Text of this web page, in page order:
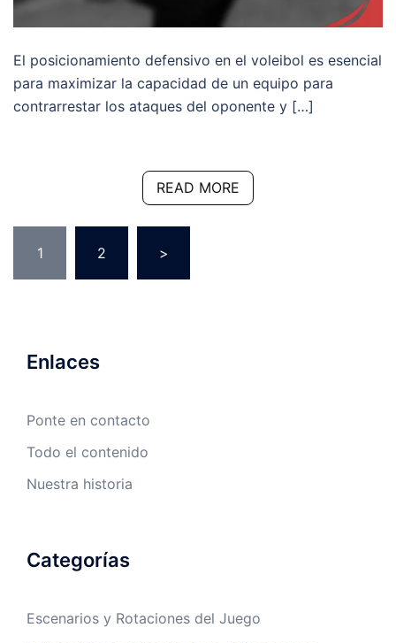
El posicionamiento defensivo en el voleibol es esencial
para maximizar la capacidad de un equipo para
contrarrestar los ataques del oponente y […]
READ MORE
pagination
1 2 >
Enlaces
Ponte en contacto
Todo el contenido
Nuestra historia
Categorías
Escenarios y Rotaciones del Juego